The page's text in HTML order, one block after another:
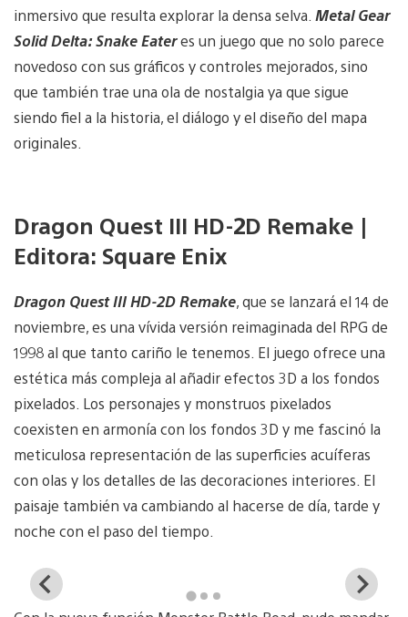
inmersivo que resulta explorar la densa selva. Metal Gear
Solid Delta: Snake Eateres un juego que no solo parece
novedoso con sus gráficos y controles mejorados, sino
que también trae una ola de nostalgia ya que sigue
siendo fiel a la historia, el diálogo y el diseño del mapa
originales.
Dragon Quest III HD-2D Remake |
Editora: Square Enix
Dragon Quest III HD-2D Remake, que se lanzará el 14 de
noviembre, es una vívida versión reimaginada del RPG de
1998 al que tanto cariño le tenemos. El juego ofrece una
estética más compleja al añadir efectos 3D a los fondos
pixelados. Los personajes y monstruos pixelados
coexisten en armonía con los fondos 3D y me fascinó la
meticulosa representación de las superficies acuíferas
con olas y los detalles de las decoraciones interiores. El
paisaje también va cambiando al hacerse de día, tarde y
noche con el paso del tiempo.
View
and